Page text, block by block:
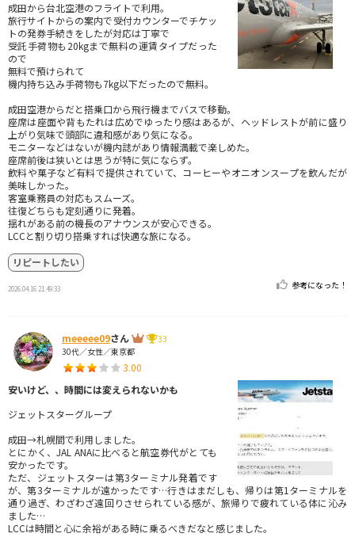
成田から台北空港のフライトで利用。
旅行サイトからの案内で受付カウンターでチケッ
トの発券手続きをしたが対応は丁寧で
受託手荷物も20kgまで無料の運賃タイプだった
ので
無料で預けられて
機内持ち込み手荷物も7kg以下だったので無料。
成田空港からだと搭乗口から飛行機までバスで移動。
座席は座面や背もたれは広めでゆったり感はあるが、ヘッドレストが前に盛り
上がり気味で頭部に違和感があり気になる。
モニターなどはないが機内誌があり情報満載で楽しめた。
座席前後は狭いとは思うが特に気にならず。
飲料や菓子など有料で提供されていて、コーヒーやオニオンスープを飲んだが
美味しかった。
客室乗務員の対応もスムーズ。
往復どちらも定刻通りに発着。
揺れがある前の機長のアナウンスが安心できる。
LCCと割り切り搭乗すれば快適な旅になる。
リピートしたい
2026.04.16 21:49:33 参考になった！
meeeee09さん
33
30代／女性／東京都
3.00
安いけど、、時間には変えられないかも
ジェットスターグループ
成田→札幌間で利用しました。
とにかく、JAL ANAに比べると航空券代がとても
安かったです。
ただ、ジェットスターは第3ターミナル発着です
が、第3ターミナルが遠かったです…行きはまだしも、帰りは第1ターミナルを
通り過ぎ、わざわざ遠回りさせられている感が、旅帰りで疲れている体に沁み
ました…
LCCは時間と心に余裕がある時に乗るべきだなと感じました。